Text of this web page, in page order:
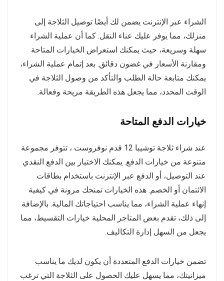
الشراء عبر الإنترنت يضمن لك أيضًا توصيل الثلاجة إلى
منزلك، مما يوفر عليك عناء النقل. كما أن عملية الشراء
سهلة وسريعة، حيث يمكنك استعراض الخيارات المتاحة
ومقارنة الأسعار في غضون دقائق. بعد إتمام عملية الشراء،
يمكنك متابعة حالة الطلب والتأكد من وصول الثلاجة في
الوقت المحدد، مما يجعل هذه الطريقة مريحة وفعالة.
خيارات الدفع المتاحة
عند شراء ثلاجة توشيبا 12 قدم نوفروست ، تتوفر مجموعة
متنوعة من خيارات الدفع. يمكنك الاختيار بين الدفع النقدي
عند التوصيل، أو الدفع عبر الإنترنت باستخدام بطاقات
الائتمان أو الخصم. هذه الخيارات تمنحك مرونة في كيفية
إنهاء عملية الشراء، مما يناسب احتياجاتك المالية. بالإضافة
إلى ذلك، تقدم بعض المتاجر المحلية خيارات التقسيط، مما
يجعل من السهل إدارة التكاليف.
تضمن خيارات الدفع المتعددة أن يكون لديك ما يناسب
ميزانيتك، مما يسهل عليك الحصول على الثلاجة التي ترغب